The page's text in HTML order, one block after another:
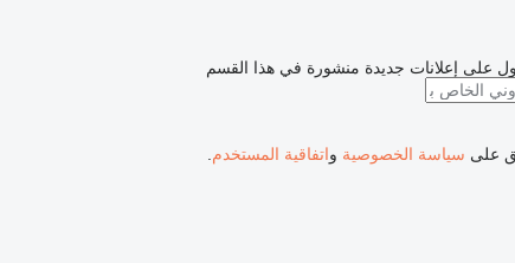
على إعلانات جديدة منشورة في هذا القسم
على سياسة الخصوصية واتفاقية المستخدم